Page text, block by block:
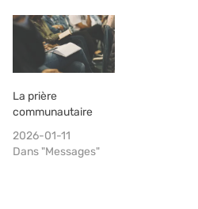
La prière
communautaire
2026-01-11
Dans "Messages"